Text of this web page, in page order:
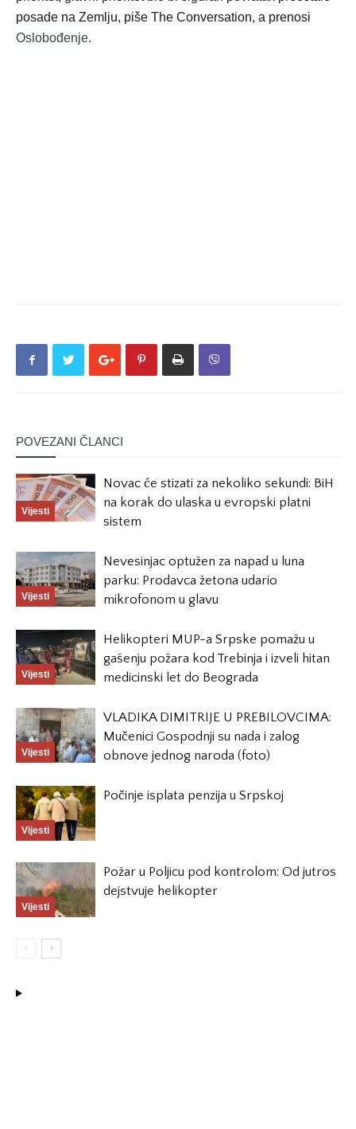
posade na Zemlju, piše The Conversation, a prenosi
Oslobođenje.
POVEZANI ČLANCI
Vijesti
Novac će stizati za nekoliko sekundi: BiH
na korak do ulaska u evropski platni
sistem
Vijesti
Nevesinjac optužen za napad u luna
parku: Prodavca žetona udario
mikrofonom u glavu
Vijesti
Helikopteri MUP-a Srpske pomažu u
gašenju požara kod Trebinja i izveli hitan
medicinski let do Beograda
Vijesti
VLADIKA DIMITRIJE U PREBILOVCIMA:
Mučenici Gospodnji su nada i zalog
obnove jednog naroda (foto)
Vijesti
Počinje isplata penzija u Srpskoj
Vijesti
Požar u Poljicu pod kontrolom: Od jutros
dejstvuje helikopter